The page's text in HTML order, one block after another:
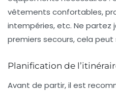
vêtements confortables,
intempéries, etc. Ne partez
premiers secours, cela peut
Planification de
Avant de partir, il est